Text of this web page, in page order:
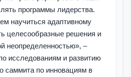
программы лидерства.
научиться адаптивному
целесообразные решения и
неопределенностью», –
исследованиям и развитию
саммита по инновациям в